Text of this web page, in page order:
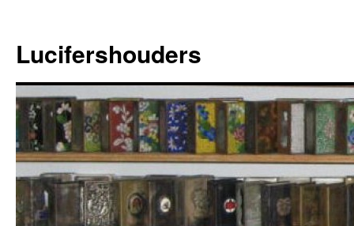
inhoud
Lucifershouders